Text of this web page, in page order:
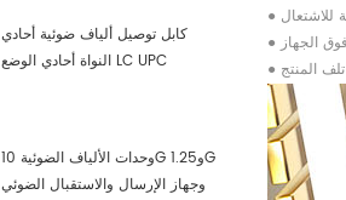
كابل توصيل ألياف ضوئية أحادي
النواة أحادي الوضع LC UPC
وحدات الألياف الضوئية 10G و1.25G
وجهاز الإرسال والاستقبال الضوئي